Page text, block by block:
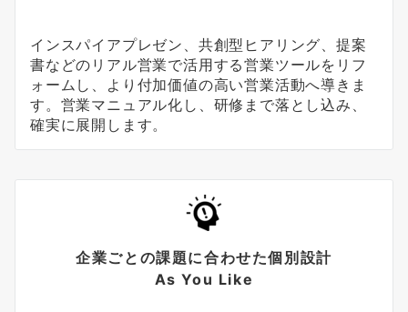
インスパイアプレゼン、共創型ヒアリング、提案
書などのリアル営業で活用する営業ツールをリフ
ォームし、より付加価値の高い営業活動へ導きま
す。営業マニュアル化し、研修まで落とし込み、
確実に展開します。
企業ごとの課題に合わせた個別設計
As You Like